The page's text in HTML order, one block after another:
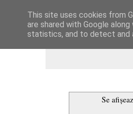
Dulcegarii
Se
This site uses cookies from
are shared with Google
statistics, and to detect and